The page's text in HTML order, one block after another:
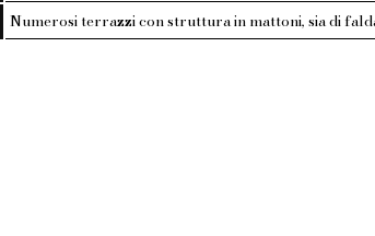
Numerosi terrazzi con struttura in mattoni, sia di